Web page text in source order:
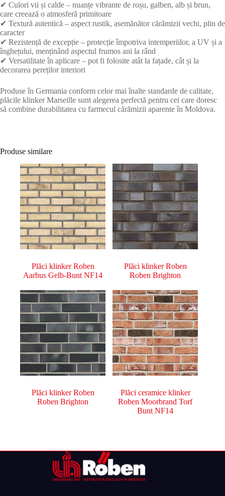
✔ Culori vii și calde – nuanțe vibrante de roșu, galben, alb și brun,
care creează o atmosferă primitoare
✔ Textură autentică – aspect rustik, asemănător cărămizii vechi, plin de
caracter
✔ Rezistență de excepție – protecție împotriva intemperiilor, a UV și a
înghețului, menținând aspectul frumos ani la rând
✔ Versatilitate în aplicare – pot fi folosite atât la fațade, cât și la
decorarea pereților interiori
Produse în Germania conform celor mai înalte standarde de calitate,
plăcile klinker Marseille sunt alegerea perfectă pentru cei care doresc
să combine durabilitatea cu farmecul cărămizii aparente în Moldova.
Produse similare
Plăci klinker Roben
Aarhus Gelb-Bunt NF14
Plăci klinker Roben
Roben Brighton
Plăci klinker Roben
Roben Brighton
Plăci ceramice klinker
Roben Moorbrand Torf
Bunt NF14